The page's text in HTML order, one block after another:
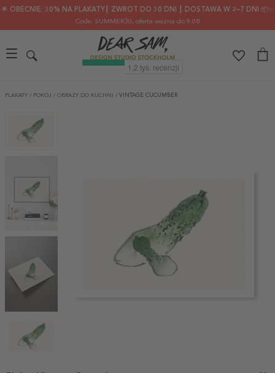
🌟 OBECNIE: 30% NA PLAKATY┃ ZWROT DO 30 DNI ┃ DOSTAWA W 2–7 DNI 📦✨
Code: SUMMER30, oferta ważna do 9.08
PLAKATY / POKÓJ / OBRAZY DO KUCHNI / VINTAGE CUCUMBER